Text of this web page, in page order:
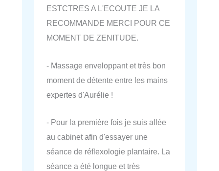
ESTCTRES A L'ECOUTE JE LA
RECOMMANDE MERCI POUR CE
MOMENT DE ZENITUDE.
- Massage enveloppant et très bon
moment de détente entre les mains
expertes d'Aurélie !
- Pour la première fois je suis allée
au cabinet afin d'essayer une
séance de réflexologie plantaire. La
séance a été longue et très